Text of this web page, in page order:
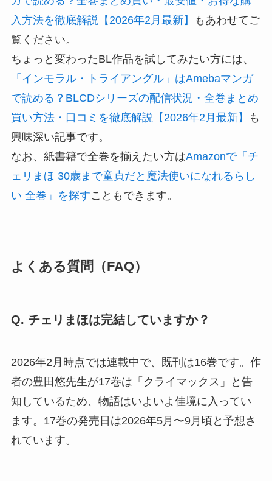
入方法を徹底解説【2026年2月最新】
もあわせてご
覧ください。
ちょっと変わったBL作品を試してみたい方には、
「インモラル・トライアングル」はAmebaマンガ
で読める？BLCDシリーズの配信状況・全巻まとめ
買い方法・口コミを徹底解説【2026年2月最新】
も
興味深い記事です。
なお、紙書籍で全巻を揃えたい方はAmazonで「チ
ェリまほ 30歳まで童貞だと魔法使いになれるらし
い 全巻」を探すこともできます。
よくある質問（FAQ）
Q. チェリまほは完結していますか？
2026年2月時点では連載中で、既刊は16巻です。作
者の豊田悠先生が17巻は「クライマックス」と告
知しているため、物語はいよいよ佳境に入ってい
ます。17巻の発売日は2026年5月〜9月頃と予想さ
れています。